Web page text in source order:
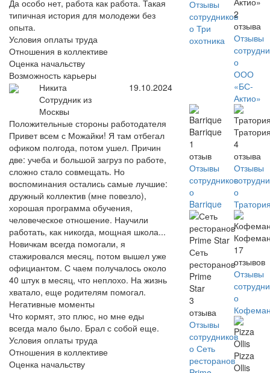
Да особо нет, работа как работа. Такая
типичная история для молодежи без
опыта.
Условия оплаты труда
Отношения в коллективе
Оценка начальству
Возможность карьеры
Никита
Сотрудник из
Москвы
19.10.2024
Положительные стороны работодателя
Привет всем с Можайки! Я там отбегал
офиком полгода, потом ушел. Причин
две: учеба и большой загруз по работе,
сложно стало совмещать. Но
воспоминания остались самые лучшие:
дружный коллектив (мне повезло),
хорошая программа обучения,
человеческое отношение. Научили
работать, как никогда, мощная школа...
Новичкам всегда помогали, я
стажировался месяц, потом вышел уже
официантом. С чаем получалось около
40 штук в месяц, что неплохо. На жизнь
хватало, еще родителям помогал.
Негативные моменты
Что кормят, это плюс, но мне еды
всегда мало было. Брал с собой еще.
Условия оплаты труда
Отношения в коллективе
Оценка начальству
Отзывы
сотрудников
о Три
охотника
2
отзыва
Отзывы
о
ООО
«БС-
Актио»
Barrique
1
отзыв
Отзывы
сотрудников
о
Barrique
4
отзыва
Отзывы
о
Сеть
ресторанов
Prime
Star
3
отзыва
Отзывы
сотрудников
о Сеть
ресторанов
17
отзывов
Отзывы
о
Pizza
Ollis